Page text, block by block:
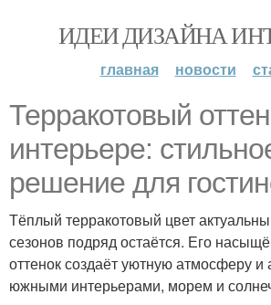
ИДЕИ ДИЗАЙНА
главная новости
Терракотовый
интерьере:
решение для
Тёплый терракотовый цвет
сезонов подряд остаётся. Его
оттенок создаёт уютную атмосферу и
южными интерьерами, морем и